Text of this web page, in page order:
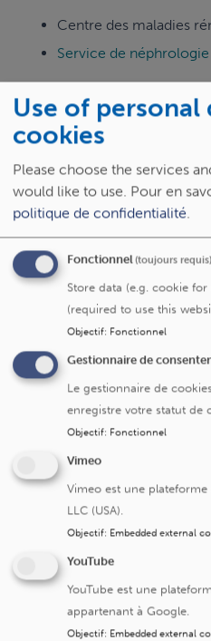
Centre des maladies
Service de néphrologie
Parcours académique
Diplômé de
en 1986
Spécialité en
obtenue en 1991 à
Louvain
Formation
Hospital, Université de
Expertise reconnue
autonome des patients
domicile (dialyse
Hémodialyse) et dans
post-transplantation
Occupe actuellement
Service en Néphrologie
Expérience
référence
Membres de plusieurs
nationales et
l'American Society of
Use of personal
cookies
Please choose the services
would like to use. Pour en
politique de confidentialité.
Fonctionnel(toujours requis)
Store data (e.g. cookie
(required to use this
Objectif: Fonctionnel
Gestionnaire de
Le gestionnaire de
enregistre votre statut de
Objectif: Fonctionnel
Vimeo
Vimeo est une
LLC (USA).
Objectif: Embedded external
YouTube
YouTube est une
appartenant à Google.
Objectif: Embedded external